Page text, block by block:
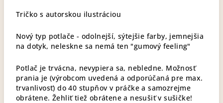
Tričko s autorskou ilustráciou
Nový typ potlače - odolnejší, sýtejšie farby, jemnejšia
na dotyk, neleskne sa nemá ten "gumový feeling"
Potlač je trvácna, nevypiera sa, nebledne. Možnosť
prania je (výrobcom uvedená a odporúčaná pre max.
trvanlivosť) do 40 stupňov v práčke a samozrejme
obrátene. Žehliť tiež obrátene a nesušiť v sušičke!